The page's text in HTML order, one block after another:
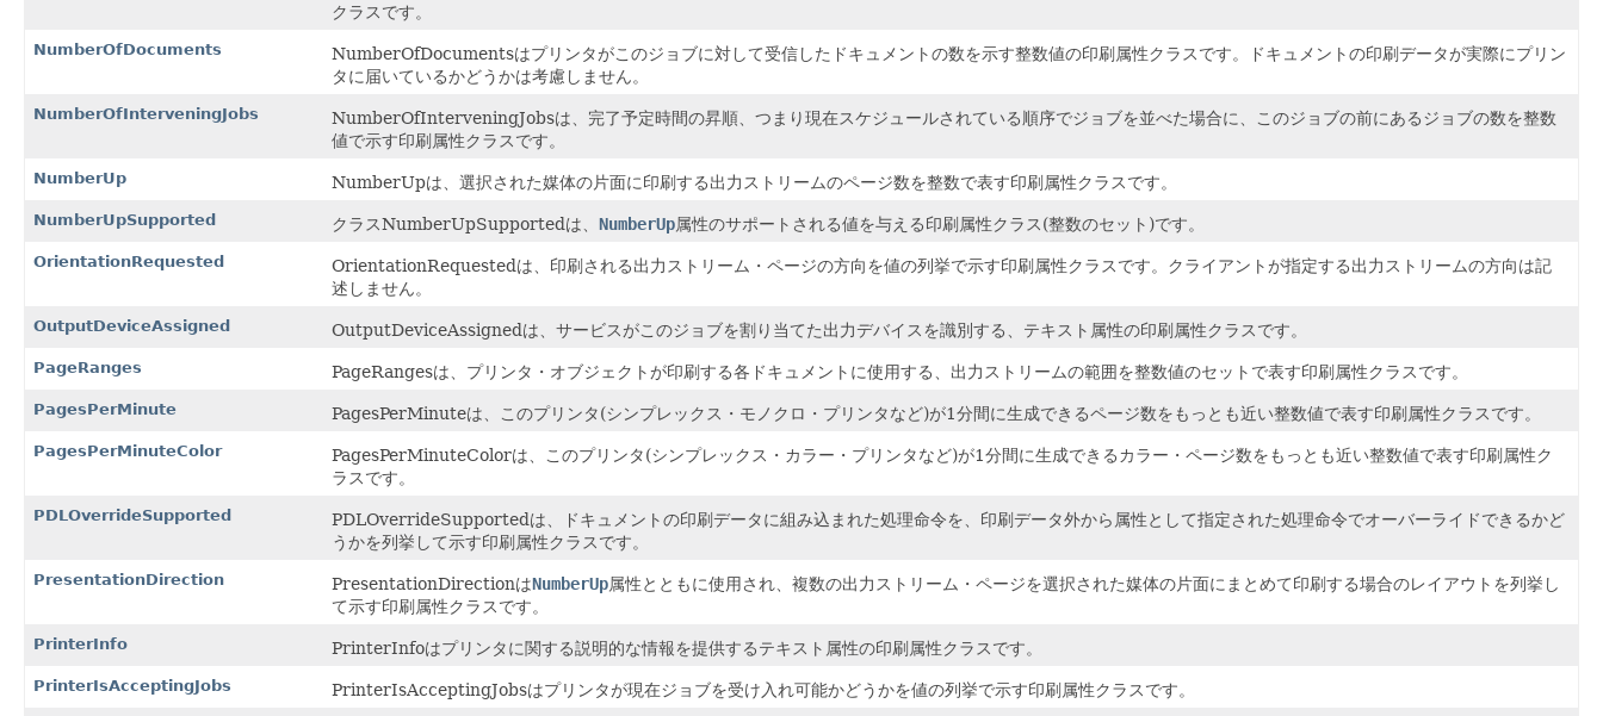
クラスです。
NumberOfDocuments
NumberOfDocumentsはプリンタがこのジョブに対して受信したドキュメントの数を示す整数値の印刷属性クラスです。ドキュメントの印刷データが実際にプリン
タに届いているかどうかは考慮しません。
NumberOfInterveningJobs
NumberOfInterveningJobsは、完了予定時間の昇順、つまり現在スケジュールされている順序でジョブを並べた場合に、このジョブの前にあるジョブの数を整数
値で示す印刷属性クラスです。
NumberUp NumberUpは、選択された媒体の片面に印刷する出力ストリームのページ数を整数で表す印刷属性クラスです。
NumberUpSupported クラスNumberUpSupportedは、 NumberUp属性のサポートされる値を与える印刷属性クラス(整数のセット)です。
OrientationRequested
OrientationRequestedは、印刷される出力ストリーム・ページの方向を値の列挙で示す印刷属性クラスです。クライアントが指定する出力ストリームの方向は記
述しません。
OutputDeviceAssigned OutputDeviceAssignedは、サービスがこのジョブを割り当てた出力デバイスを識別する、テキスト属性の印刷属性クラスです。
PageRanges PageRangesは、プリンタ・オブジェクトが印刷する各ドキュメントに使用する、出力ストリームの範囲を整数値のセットで表す印刷属性クラスです。
PagesPerMinute PagesPerMinuteは、このプリンタ(シンプレックス・モノクロ・プリンタなど)が1分間に生成できるページ数をもっとも近い整数値で表す印刷属性クラスです。
PagesPerMinuteColor
PagesPerMinuteColorは、このプリンタ(シンプレックス・カラー・プリンタなど)が1分間に生成できるカラー・ページ数をもっとも近い整数値で表す印刷属性ク
ラスです。
PDLOverrideSupported
PDLOverrideSupportedは、ドキュメントの印刷データに組み込まれた処理命令を、印刷データ外から属性として指定された処理命令でオーバーライドできるかど
うかを列挙して示す印刷属性クラスです。
PresentationDirection PresentationDirectionはNumberUp属性とともに使用され、複数の出力ストリーム・ページを選択された媒体の片面にまとめて印刷する場合のレイアウトを列挙し
て示す印刷属性クラスです。
PrinterInfo PrinterInfoはプリンタに関する説明的な情報を提供するテキスト属性の印刷属性クラスです。
PrinterIsAcceptingJobs PrinterIsAcceptingJobsはプリンタが現在ジョブを受け入れ可能かどうかを値の列挙で示す印刷属性クラスです。